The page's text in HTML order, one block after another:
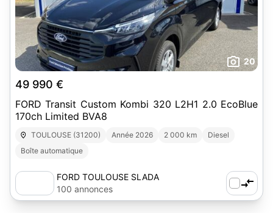
20
49 990 €
FORD Transit Custom Kombi 320 L2H1 2.0 EcoBlue
170ch Limited BVA8
TOULOUSE (31200) Année 2026 2 000 km
Diesel
Boîte automatique
FORD TOULOUSE SLADA
100 annonces